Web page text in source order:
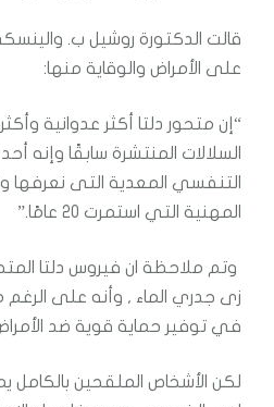
قالت الدكتورة روشيل ب. والينسكي ،
على الأمراض والوقاية منها:
“إن متحور دلتا أكثر عدوانية وأكثر
السلالات المنتشرة سابقًا وإنه أحد
التنفسي المعدية التى نعرفها
المهنية التي استمرت 20 عامًا.”
وتم ملاحظة ان فيروس دلتا المتحور
زى جدري الماء , وأنه على الرغم من
في توفير حماية قوية ضد الأمراض
لكن الأشخاص الملقحين بالكامل يمكن